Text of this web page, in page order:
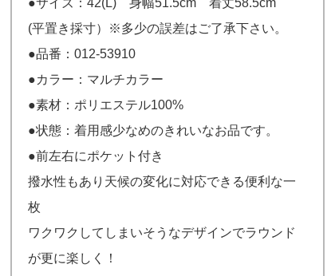
(平置き採寸）※多少の誤差はご了承下さい。
●品番：012-53910
●カラー：マルチカラー
●素材：ポリエステル100%
●状態：着用感少なめのきれいなお品です。
●前左右にポケット付き
撥水性もあり天候の変化に対応できる便利な一
枚
ワクワクしてしまいそうなデザインでラウンド
が更に楽しく！